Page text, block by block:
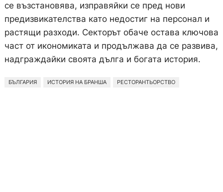
се възстановява, изправяйки се пред нови
предизвикателства като недостиг на персонал и
растящи разходи. Секторът обаче остава ключова
част от икономиката и продължава да се развива,
надграждайки своята дълга и богата история.
БЪЛГАРИЯ ИСТОРИЯ НА БРАНША РЕСТОРАНТЬОРСТВО